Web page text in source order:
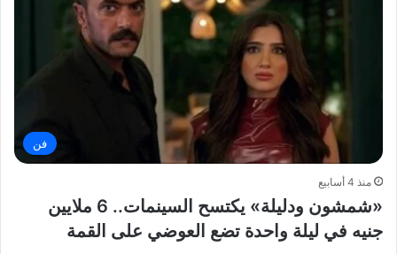
فن
منذ 4 أسابيع
«شمشون ودليلة» يكتسح السينمات.. 6 ملايين
جنيه في ليلة واحدة تضع العوضي على القمة